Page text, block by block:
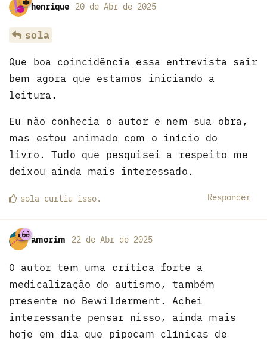
henrique 20 de Abr de 2025
sola
Que boa coincidência essa entrevista sair
bem agora que estamos iniciando a
leitura.
Eu não conhecia o autor e nem sua obra,
mas estou animado com o início do
livro. Tudo que pesquisei a respeito me
deixou ainda mais interessado.
Responder
sola curtiu isso.
amorim 22 de Abr de 2025
O autor tem uma crítica forte a
medicalização do autismo, também
presente no Bewilderment. Achei
interessante pensar nisso, ainda mais
hoje em dia que pipocam clínicas de